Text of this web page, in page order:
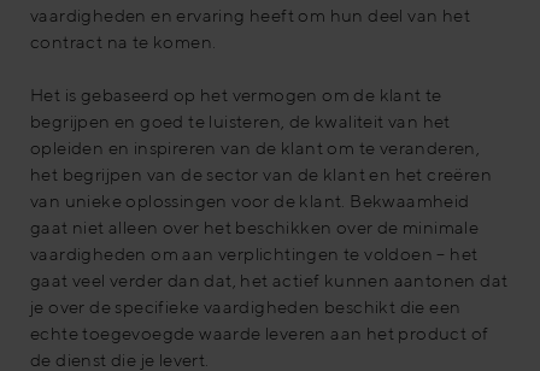
vaardigheden en ervaring heeft om hun deel van het
contract na te komen.
Het is gebaseerd op het vermogen om de klant te
begrijpen en goed te luisteren, de kwaliteit van het
opleiden en inspireren van de klant om te veranderen,
het begrijpen van de sector van de klant en het creëren
van unieke oplossingen voor de klant. Bekwaamheid
gaat niet alleen over het beschikken over de minimale
vaardigheden om aan verplichtingen te voldoen – het
gaat veel verder dan dat, het actief kunnen aantonen dat
je over de specifieke vaardigheden beschikt die een
echte toegevoegde waarde leveren aan het product of
de dienst die je levert.